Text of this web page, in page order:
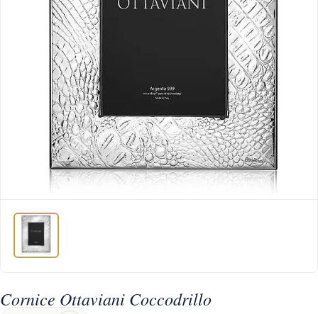
Cornice Ottaviani Coccodrillo